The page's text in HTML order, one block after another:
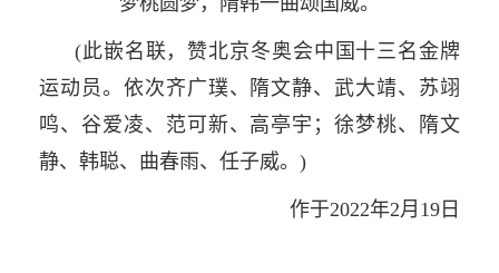
(此嵌名联，赞北京冬奥会中国十三名金牌
运动员。依次齐广璞、隋文静、武大靖、苏翊
鸣、谷爱凌、范可新、高亭宇；徐梦桃、隋文
静、韩聪、曲春雨、任子威。)
作于2022年2月19日